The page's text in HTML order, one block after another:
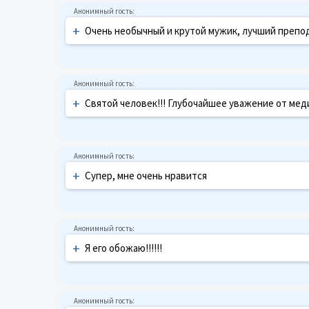
+ Очень необычный и крутой мужик, лучший
+ Святой человек!!! Глубочайшее уважение от
+ Супер, мне очень нравится
+ Я его обожаю!!!!!!